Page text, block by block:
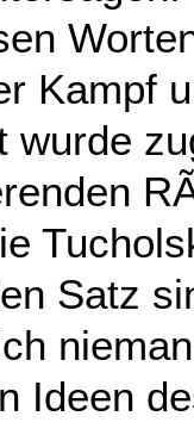
Kampf
wurde
Satz
Ideen